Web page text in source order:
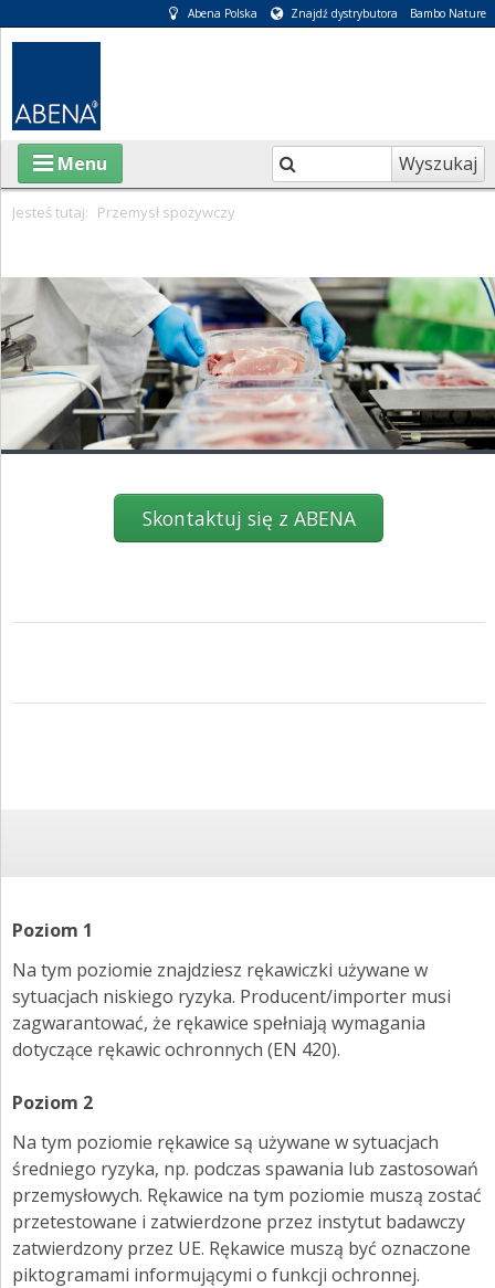
Abena Polska Znajdź dystrybutora Bambo Nature
Wyszukaj
Menu
KATALOGI
INFORMACJE
E-SKLEP
PIELĘGNACJA OSÓB CHORYCH
ZGŁOŚ INCYDENT MEDYCZNY
PRZEMYSŁ SPOŻYWCZY
ZALOGUJ SIĘ
Jesteś tutaj: Przemysł spożywczy
Skontaktuj się z ABENA
Poziom 1
Na tym poziomie znajdziesz rękawiczki używane w
sytuacjach niskiego ryzyka. Producent/importer musi
zagwarantować, że rękawice spełniają wymagania
dotyczące rękawic ochronnych (EN 420).
Poziom 2
Na tym poziomie rękawice są używane w sytuacjach
średniego ryzyka, np. podczas spawania lub zastosowań
przemysłowych. Rękawice na tym poziomie muszą zostać
przetestowane i zatwierdzone przez instytut badawczy
zatwierdzony przez UE. Rękawice muszą być oznaczone
piktogramami informującymi o funkcji ochronnej.